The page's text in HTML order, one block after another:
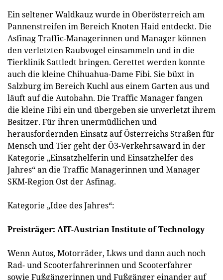
Ein seltener Waldkauz wurde in Oberösterreich am
Pannenstreifen im Bereich Knoten Haid entdeckt. Die
Asfinag Traffic-Managerinnen und Manager können
den verletzten Raubvogel einsammeln und in die
Tierklinik Sattledt bringen. Gerettet werden konnte
auch die kleine Chihuahua-Dame Fibi. Sie büxt in
Salzburg im Bereich Kuchl aus einem Garten aus und
läuft auf die Autobahn. Die Traffic Manager fangen
die kleine Fibi ein und übergeben sie unverletzt ihrem
Besitzer. Für ihren unermüdlichen und
herausfordernden Einsatz auf Österreichs Straßen für
Mensch und Tier geht der Ö3-Verkehrsaward in der
Kategorie „Einsatzhelferin und Einsatzhelfer des
Jahres“ an die Traffic Managerinnen und Manager
SKM-Region Ost der Asfinag.
Kategorie „Idee des Jahres“:
Preisträger: AIT-Austrian Institute of Technology
Wenn Autos, Motorräder, Lkws und dann auch noch
Rad- und Scooterfahrerinnen und Scooterfahrer
sowie Fußgängerinnen und Fußgänger einander auf